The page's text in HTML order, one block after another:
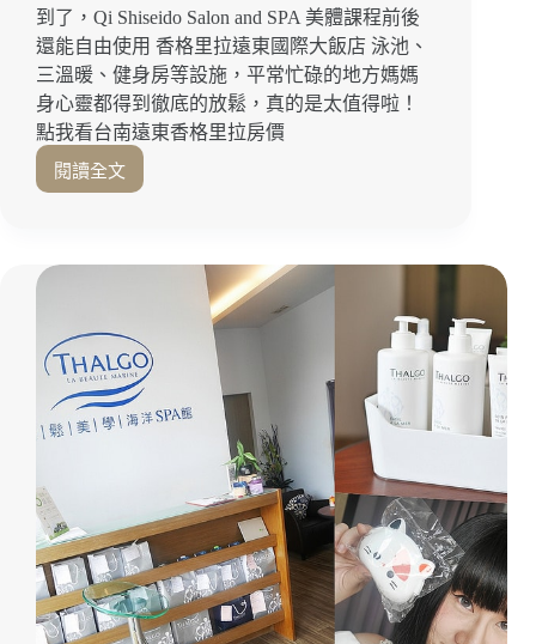
到了，Qi Shiseido Salon and SPA 美體課程前後
還能自由使用 香格里拉遠東國際大飯店 泳池、
三溫暖、健身房等設施，平常忙碌的地方媽媽
身心靈都得到徹底的放鬆，真的是太值得啦！
點我看台南遠東香格里拉房價
閱讀全文
台
生
堂
旗
下
品
享
受
從
頭
到